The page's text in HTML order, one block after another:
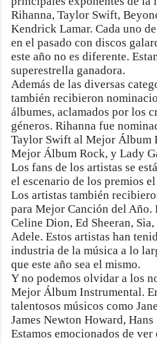
Rihanna, Taylor Swift,
Kendrick Lamar. Cada uno
en el pasado con discos
este año no es diferente.
superestrella ganadora.
Además de las diversas
también recibieron
álbumes, aclamados por los
géneros. Rihanna fue
Taylor Swift al Mejor Álbum
Mejor Álbum Rock, y Lady
Los fans de los artistas se
el escenario de los premios
Los artistas también
para Mejor Canción del
Celine Dion, Ed Sheeran,
Adele. Estos artistas han
industria de la música a lo
que este año sea el mismo.
Y no podemos olvidar a los
Mejor Álbum Instrumental.
talentosos músicos como
James Newton Howard,
Estamos emocionados de